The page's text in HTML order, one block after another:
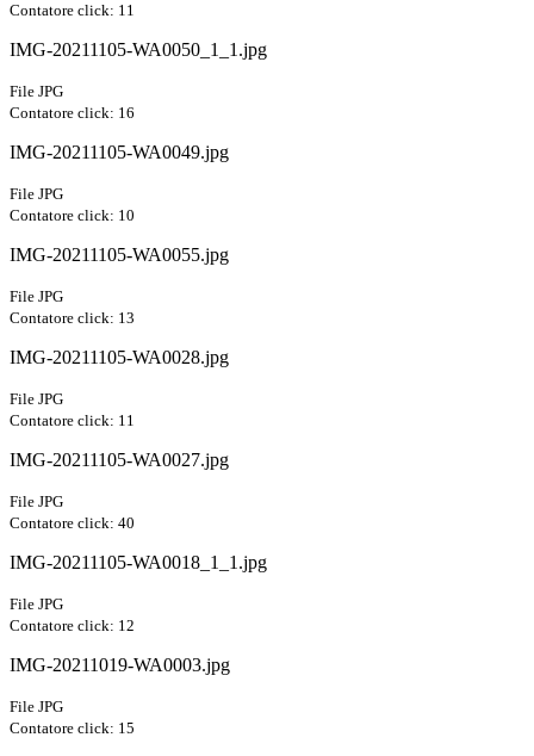
Contatore click: 11
IMG-20211105-WA0050_1_1.jpg
File JPG
Contatore click: 16
IMG-20211105-WA0049.jpg
File JPG
Contatore click: 10
IMG-20211105-WA0055.jpg
File JPG
Contatore click: 13
IMG-20211105-WA0028.jpg
File JPG
Contatore click: 11
IMG-20211105-WA0027.jpg
File JPG
Contatore click: 40
IMG-20211105-WA0018_1_1.jpg
File JPG
Contatore click: 12
IMG-20211019-WA0003.jpg
File JPG
Contatore click: 15